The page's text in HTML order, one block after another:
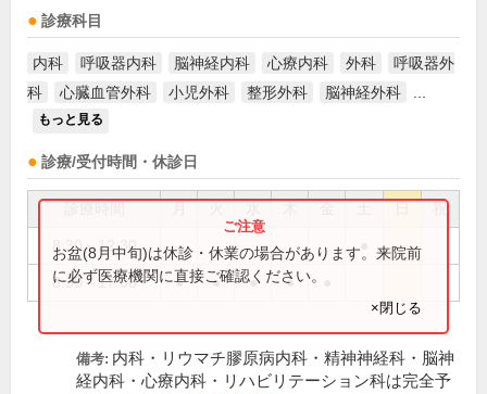
診療科目
内科 呼吸器内科 脳神経内科 心療内科 外科
呼吸器外
科
心臓血管外科 小児外科 整形外科 脳神経外科
もっと見る
診療/受付時間・休診日
祝
8:30～12:30
8:30～17:00 ● ● ● ●
お盆(8月中旬)は休診・休業の場合があります。来院前
に必ず医療機関に直接ご確認ください。
×閉じる
備考: 内科・リウマチ膠原病内科・精神神経科・脳神
経内科・心療内科・リハビリテーション科は完全予